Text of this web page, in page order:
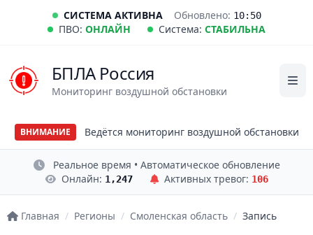
СИСТЕМА АКТИВНА Обновлено: 10:50
ПВО: ОНЛАЙН Система: СТАБИЛЬНА
БПЛА Россия
Мониторинг воздушной обстановки
ВНИМАНИЕ Ведётся мониторинг воздушной обстановки
Реальное время • Автоматическое обновление
Онлайн: 1,247 Активных тревог: 106
Главная / Регионы / Смоленская область / Запись